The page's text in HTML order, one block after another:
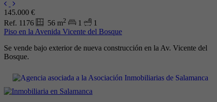
145.000 €
Ref. 1176
56 m2 1
1
Piso en la Avenida Vicente del Bosque
Se vende bajo exterior de nueva construcción en la Av. Vicente del
Bosque.